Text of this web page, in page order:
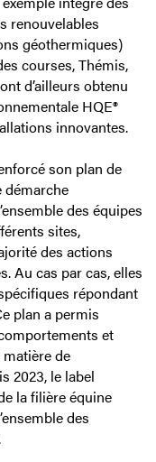
renouvelables
géothermiques)
courses, Thémis,
d’ailleurs obtenu
HQE®
innovantes.
son plan de
démarche
des équipes
sites,
des actions
Au cas par cas, elles
répondant
plan a permis
et
de
2023, le label
la filière équine
des